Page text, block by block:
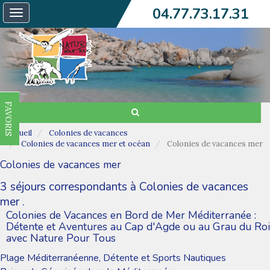
Toggle
navigation
04.77.73.17.31
FAVORIS
Accueil
Colonies de vacances
Colonies de vacances mer et océan
Colonies de vacances mer
Colonies de vacances mer
3 séjours correspondants à Colonies de vacances
mer .
Colonies de Vacances en Bord de Mer Méditerranée :
Détente et Aventures au Cap d'Agde ou au Grau du Roi
avec Nature Pour Tous
Plage Méditerranéenne, Détente et Sports Nautiques